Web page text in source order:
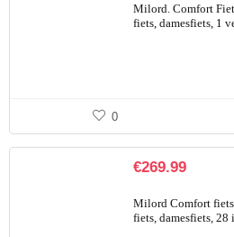
Milord. Comfort
fiets, damesfiets, 1
0
€269.99
Milord Comfort
fiets, damesfiets,